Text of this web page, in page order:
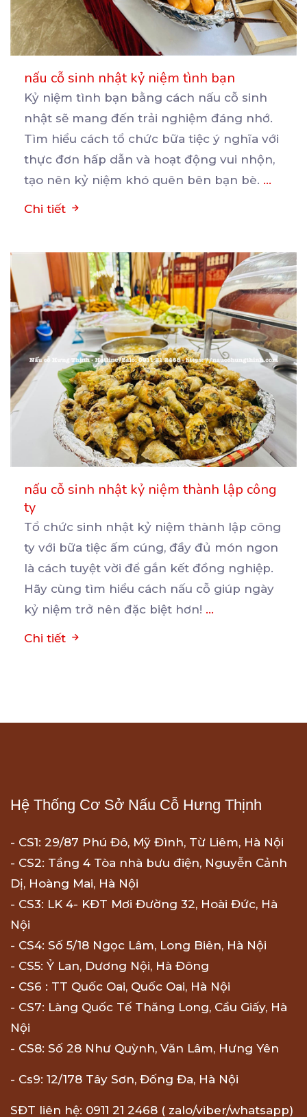
nấu cỗ sinh nhật kỷ niệm tình bạn
Kỷ niệm tình bạn bằng cách nấu cỗ sinh
nhật sẽ mang đến trải nghiệm đáng nhớ.
Tìm hiểu cách tổ chức bữa tiệc ý nghĩa với
thực đơn hấp dẫn và hoạt động vui nhộn,
tạo nên kỷ niệm khó quên bên bạn bè. ...
Chi tiết
nấu cỗ sinh nhật kỷ niệm thành lập công
ty
Tổ chức sinh nhật kỷ niệm thành lập công
ty với bữa tiệc ấm cúng, đầy đủ món ngon
là cách tuyệt vời để gắn kết đồng nghiệp.
Hãy cùng tìm hiểu cách nấu cỗ giúp ngày
kỷ niệm trở nên đặc biệt hơn! ...
Chi tiết
Hệ Thống Cơ Sở Nấu Cỗ Hưng Thịnh
- CS1: 29/87 Phú Đô, Mỹ Đình, Từ Liêm, Hà Nội
- CS2: Tầng 4 Tòa nhà bưu điện, Nguyễn Cảnh
Dị, Hoàng Mai, Hà Nội
- CS3: LK 4- KĐT Mơi Đường 32, Hoài Đức, Hà
Nội
- CS4: Số 5/18 Ngọc Lâm, Long Biên, Hà Nội
- CS5: Ỷ Lan, Dương Nội, Hà Đông
- CS6 : TT Quốc Oai, Quốc Oai, Hà Nội
- CS7: Làng Quốc Tế Thăng Long, Cầu Giấy, Hà
Nội
- CS8: Số 28 Như Quỳnh, Văn Lâm, Hưng Yên
- Cs9: 12/178 Tây Sơn, Đống Đa, Hà Nội
SĐT liên hệ: 0911 21 2468 ( zalo/viber/whatsapp)